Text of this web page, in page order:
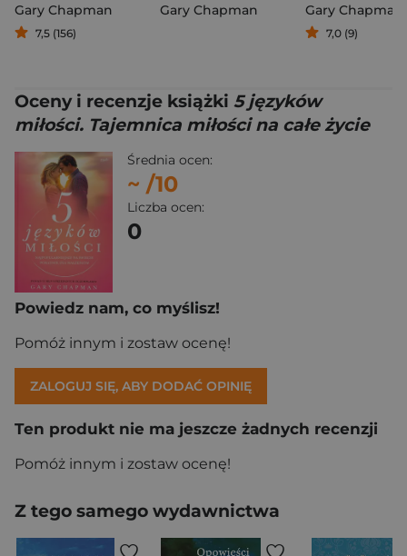
Gary Chapman
7,5 (156)
Gary Chapman
Gary Chapman
7,0 (9)
Oceny i recenzje książki 5 języków
miłości. Tajemnica miłości na całe życie
Średnia ocen:
~ /10
Liczba ocen:
0
Powiedz nam, co myślisz!
Pomóż innym i zostaw ocenę!
ZALOGUJ SIĘ, ABY DODAĆ OPINIĘ
Ten produkt nie ma jeszcze żadnych recenzji
Pomóż innym i zostaw ocenę!
Z tego samego wydawnictwa